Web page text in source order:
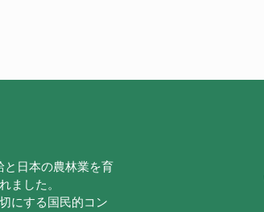
日本の農林業を育
ました。
にする国民的コン